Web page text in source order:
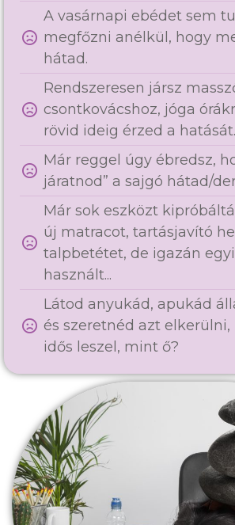
A vasárnapi ebédet sem
megfőzni anélkül, hogy
hátad.
Rendszeresen jársz
csontkovácshoz, jóga
rövid ideig érzed a
Már reggel úgy ébredsz,
járatnod” a sajgó hátad/
Már sok eszközt
új matracot, tartásjavító
talpbetétet, de igazán
használt...
Látod anyukád, apukád
és szeretnéd azt
idős leszel, mint ő?